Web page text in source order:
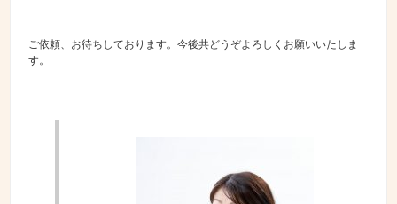
ご依頼、お待ちしております。今後共どうぞよろしくお願いいたしま
す。